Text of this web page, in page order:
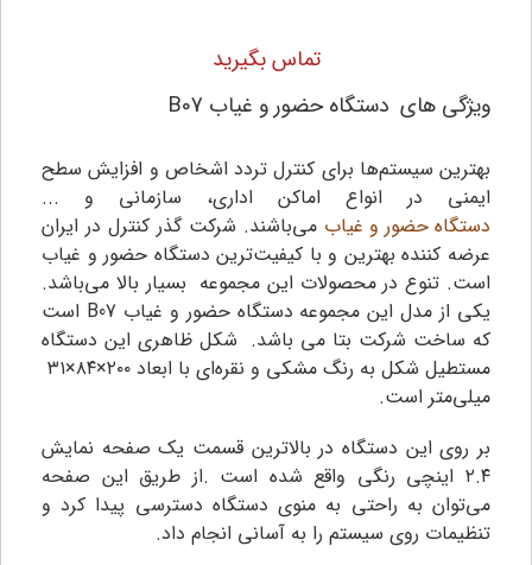
تماس بگیرید
ویژگی های دستگاه حضور و غیاب B07
بهترین سیستم‌ها برای کنترل تردد اشخاص و افزایش سطح
ایمنی در انواع اماکن اداری، سازمانی و ...
دستگاه حضور و غیاب می‌باشند. شرکت گذر کنترل در ایران
عرضه کننده بهترین و با کیفیت‌ترین دستگاه حضور و غیاب
است. تنوع در محصولات این مجموعه بسیار بالا می‌باشد.
یکی از مدل این مجموعه دستگاه حضور و غیاب B07 است
که ساخت شرکت بتا می باشد. شکل ظاهری این دستگاه
میلی‌متر است.
بر روی این دستگاه در بالاترین قسمت یک صفحه نمایش
۲.۴ اینچی رنگی واقع شده است .از طریق این صفحه
می‌توان به راحتی به منوی دستگاه دسترسی پیدا کرد و
تنظیمات روی سیستم را به آسانی انجام داد.